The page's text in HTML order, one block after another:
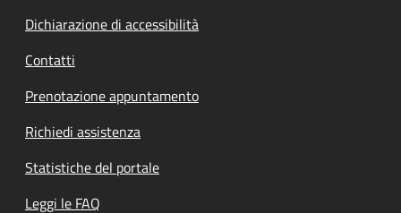
Dichiarazione di accessibilità
Contatti
Prenotazione appuntamento
Richiedi assistenza
Statistiche del portale
Leggi le FAQ